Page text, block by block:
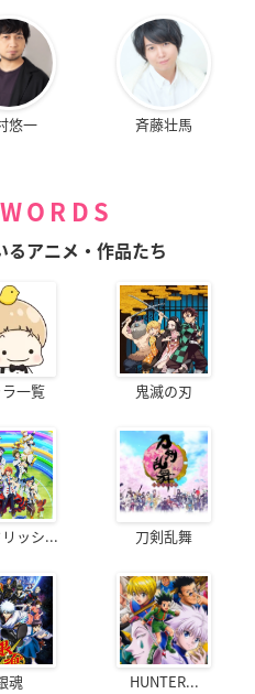
悠一 斉藤壮馬
るアニメ・作品たち
一覧 鬼滅の刃
ッシ... 刀剣乱舞
魂 HUNTER...